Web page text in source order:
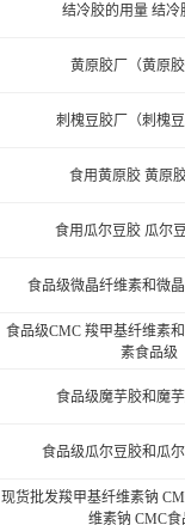
结冷胶的用量 结冷
黄原胶厂（黄原胶
刺槐豆胶厂（刺槐豆
食用黄原胶 黄原
食用瓜尔豆胶 瓜尔
食品级微晶纤维素和微
食品级CMC 羧甲基纤维素
素食品级
食品级魔芋胶和魔
食品级瓜尔豆胶和瓜
现货批发羧甲基纤维素钠
维素钠 CMC食